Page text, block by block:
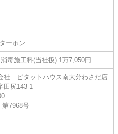
ーホン
毒施工料(当社扱):1万7,050円
社 ピタットハウス南大分わさだ店
田尻143-1
第7968号